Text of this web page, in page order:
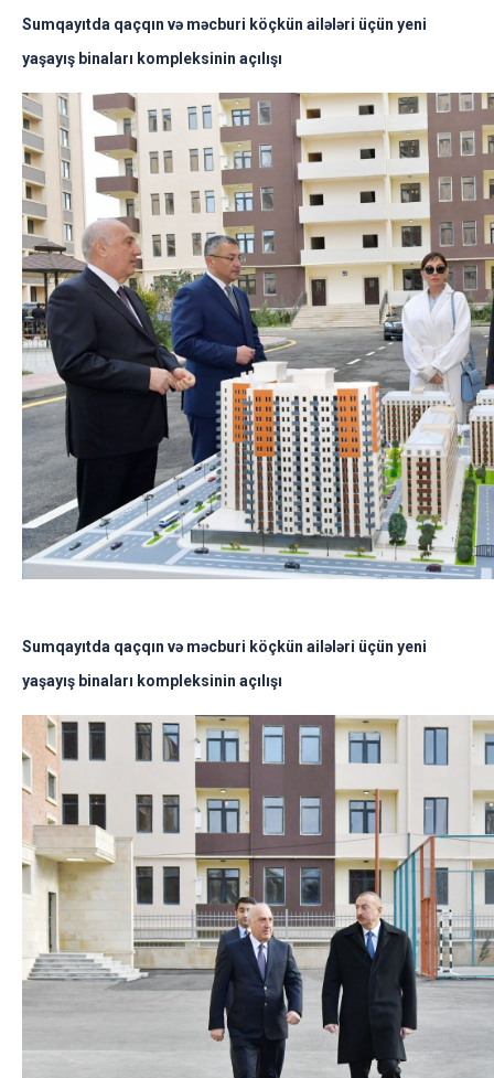
Sumqayıtda qaçqın və məcburi köçkün ailələri üçün yeni
yaşayış binaları kompleksinin açılışı
Sumqayıtda qaçqın və məcburi köçkün ailələri üçün yeni
yaşayış binaları kompleksinin açılışı